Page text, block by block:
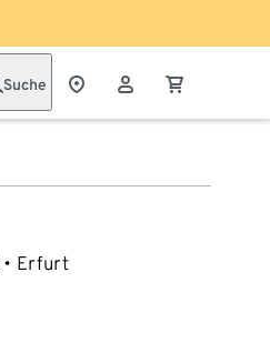
Suche
Erfurt